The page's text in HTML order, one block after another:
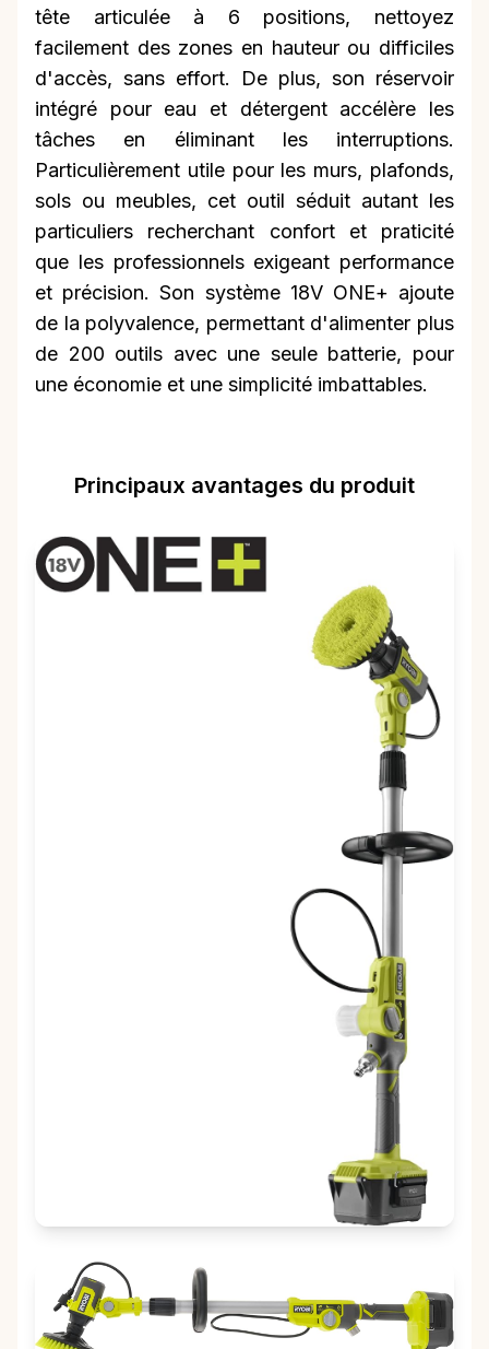
tête articulée à 6 positions, nettoyez
facilement des zones en hauteur ou difficiles
d'accès, sans effort. De plus, son réservoir
intégré pour eau et détergent accélère les
tâches en éliminant les interruptions.
Particulièrement utile pour les murs, plafonds,
sols ou meubles, cet outil séduit autant les
particuliers recherchant confort et praticité
que les professionnels exigeant performance
et précision. Son système 18V ONE+ ajoute
de la polyvalence, permettant d'alimenter plus
de 200 outils avec une seule batterie, pour
une économie et une simplicité imbattables.
Principaux avantages du produit